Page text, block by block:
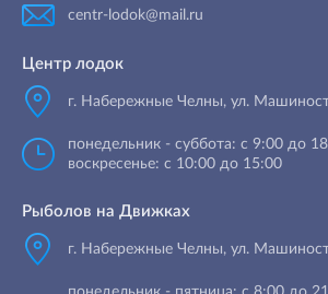
centr-lodok@mail.ru
Центр лодок
г. Набережные Челны, ул.
понедельник - суббота: с 9:00 до
воскресенье: с 10:00 до 15:00
Рыболов на Движках
г. Набережные Челны, ул.